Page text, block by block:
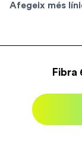
Afegeix més
Fibra